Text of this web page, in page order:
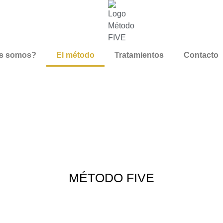
somos? El método Tratamientos Contacto
MÉTODO FIVE